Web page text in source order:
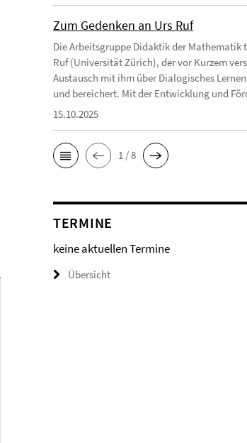
Zum Gedenken an Urs Ruf
Die Arbeitsgruppe Didaktik der Mathematik
Ruf (Universität Zürich), der vor Kurzem
Austausch mit ihm über Dialogisches
und bereichert. Mit der Entwicklung und
15.10.2025
1 / 8
TERMINE
keine aktuellen Termine
Übersicht